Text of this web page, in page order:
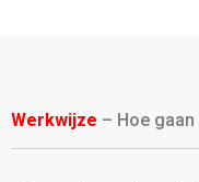
Werkwijze – Hoe